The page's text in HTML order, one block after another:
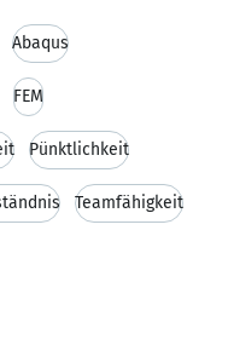
Abaqus
FEM
Pünktlichkeit
Teamfähigkeit